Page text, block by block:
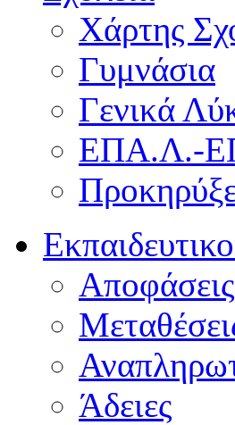
Χάρτης
Γυμνάσια
Γενικά
ΕΠΑ.Λ.-
Άδειες